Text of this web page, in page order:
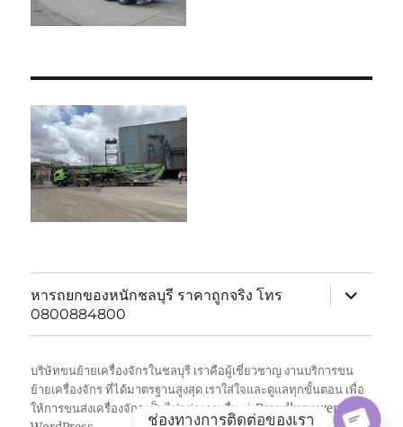
หารถยกของหนักชลบุรี ราคาถูกจริง โทร
0800884800
expand
child
บริษัทขนย้ายเครื่องจักรในชลบุรี เราคือผู้เชี่ยวชาญ งานบริการขน
ย้ายเครื่องจักร ที่ได้มาตรฐานสูงสุด เราใส่ใจและดูแลทุกขั้นตอน เพื่อ
ให้การขนส่งเครื่องจักร เป็นไปอย่างราบรื่น
Proudly powered by
ช่องทางการติดต่อของเรา